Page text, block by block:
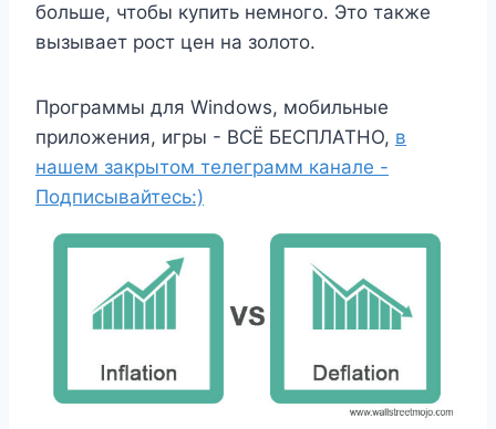
больше, чтобы купить немного. Это также
вызывает рост цен на золото.
Программы для Windows, мобильные
приложения, игры - ВСЁ БЕСПЛАТНО, в
нашем закрытом телеграмм канале -
Подписывайтесь:)